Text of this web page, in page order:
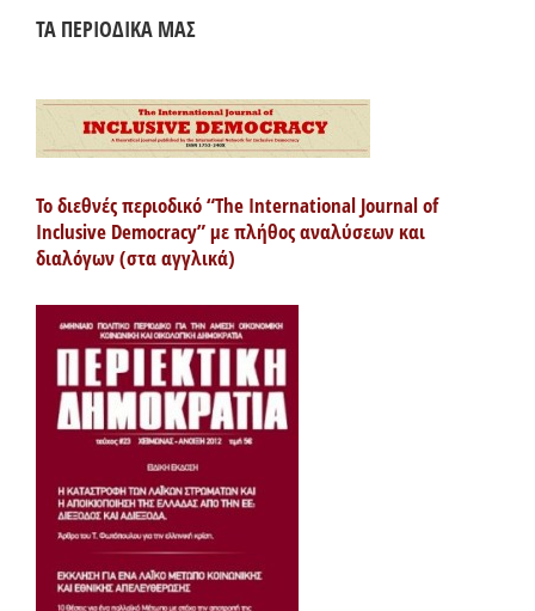
ΤΑ ΠΕΡΙΟΔΙΚΑ ΜΑΣ
Το διεθνές περιοδικό “The International Journal of
Inclusive Democracy” με πλήθος αναλύσεων και
διαλόγων (στα αγγλικά)